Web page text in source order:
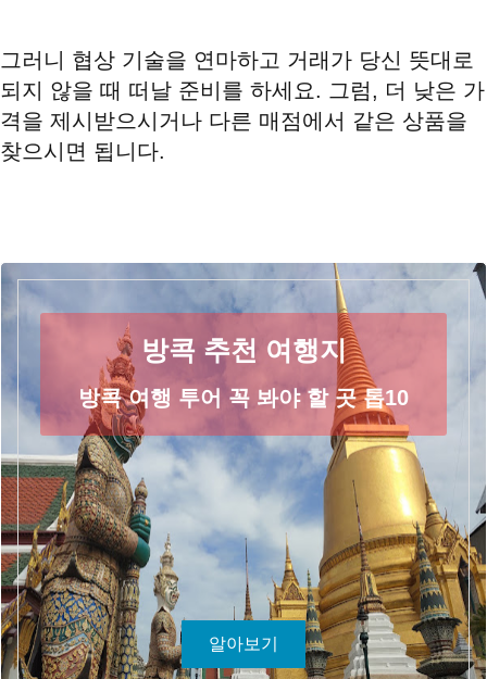
그러니 협상 기술을 연마하고 거래가 당신 뜻대로
되지 않을 때 떠날 준비를 하세요. 그럼, 더 낮은 가
격을 제시받으시거나 다른 매점에서 같은 상품을
찾으시면 됩니다.
방콕 추천 여행지
방콕 여행 투어 꼭 봐야 할 곳 톱10
알아보기